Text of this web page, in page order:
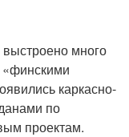
много
каркасно-
по
проектам.